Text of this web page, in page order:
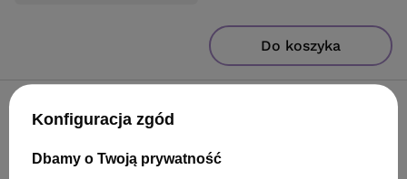
Do koszyka
beaujolais 100 ml
Konfiguracja zgód
Dbamy o Twoją prywatność